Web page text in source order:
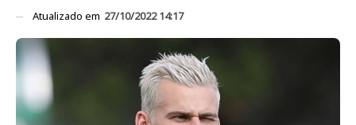
Atualizado em 27/10/2022 14:17